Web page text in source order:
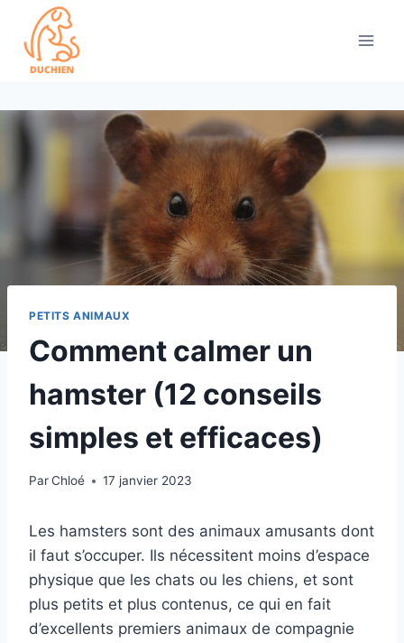
content
PETITS ANIMAUX
Comment calmer un
hamster (12 conseils
simples et efficaces)
ParChloé 17 janvier 2023
Les hamsters sont des animaux amusants dont
il faut s’occuper. Ils nécessitent moins d’espace
physique que les chats ou les chiens, et sont
plus petits et plus contenus, ce qui en fait
d’excellents premiers animaux de compagnie